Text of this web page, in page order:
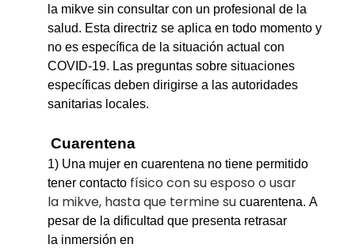
la mikve sin consultar con un profesional de la
salud. Esta directriz se aplica en todo momento y
no es específica de la situación actual con
COVID-19. Las preguntas sobre situaciones
específicas deben dirigirse a las autoridades
sanitarias locales.
Cuarentena
1) Una mujer en cuarentena no tiene permitido
tener contacto físico con su esposo o usar
la mikve, hasta que termine su cuarentena. A
pesar de la dificultad que presenta retrasar
la inmersión en